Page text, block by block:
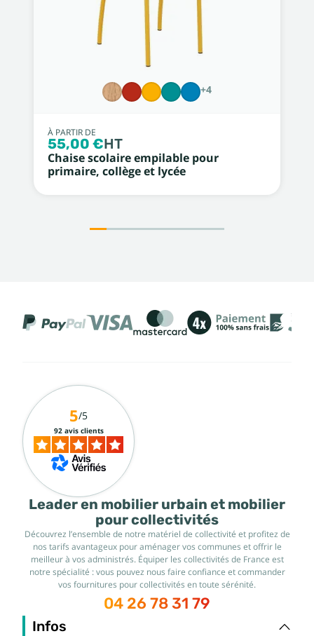
+4
À PARTIR DE
55,00 €HT
Chaise scolaire empilable pour
primaire, collège et lycée
Leader en mobilier urbain et mobilier
pour collectivités
Découvrez l’ensemble de notre matériel de collectivité et profitez de
nos tarifs avantageux pour aménager vos communes et offrir le
meilleur à vos administrés. Équiper les collectivités de France est
notre spécialité : vous pouvez nous faire confiance et commander
vos fournitures pour collectivités en toute sérénité.
04 26 78 31 79
Infos
5/5
92 avis clients